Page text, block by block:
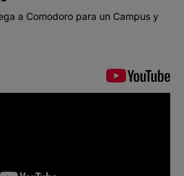
a Comodoro para un Campus y